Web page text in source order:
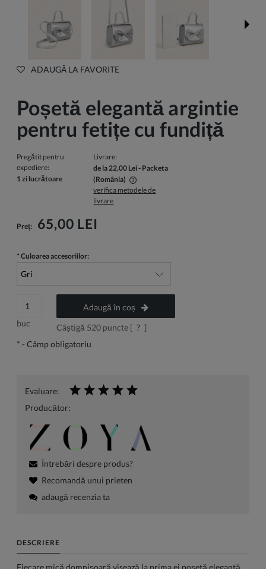
ADAUGĂ LA FAVORITE
Poșetă elegantă argintie
pentru fetițe cu fundiță
Pregătit pentru
expediere:
1 zi lucrătoare
Livrare:
de la 22,00 Lei- Packeta
(România)
Pretul nu include eventualele costuri de plata
verifica metodele de
livrare
Preț: 65,00 LEI
* Culoarea accesoriilor:
buc
Adaugă în coș
Câștigă 520puncte [ ? ]
* - Câmp obligatoriu
Evaluare:
Producător:
Întrebări despre produs?
Recomandă unui prieten
adaugă recenzia ta
DESCRIERE
Fiecare mică domnișoară visează la prima ei poșetă elegantă,